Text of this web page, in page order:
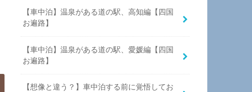
【車中泊】温泉がある道の駅、高知編【四国
お遍路】
【車中泊】温泉がある道の駅、愛媛編【四国
お遍路】
【想像と違う？】車中泊する前に覚悟してお